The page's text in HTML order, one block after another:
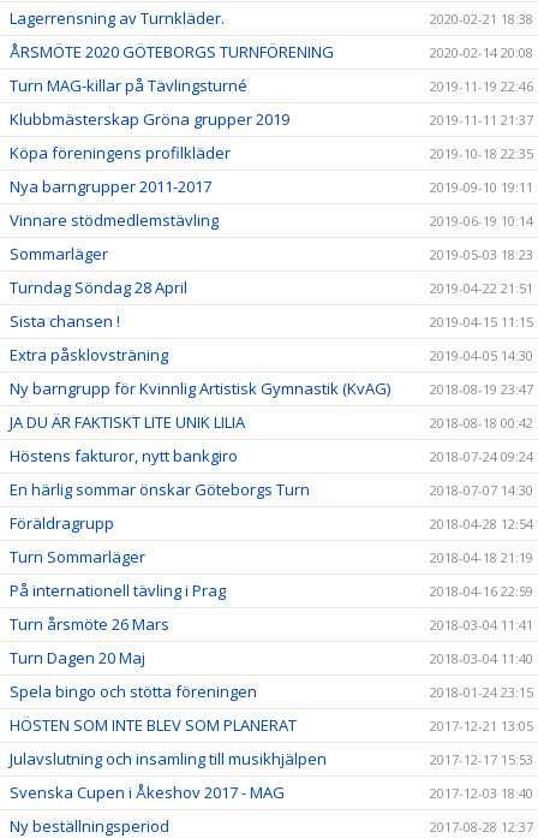
Lagerrensning av Turnkläder. 2020-02-21 18:38
ÅRSMÖTE 2020 GÖTEBORGS TURNFÖRENING 2020-02-14 20:08
Turn MAG-killar på Tävlingsturné 2019-11-19 22:46
Klubbmästerskap Gröna grupper 2019 2019-11-11 21:37
Köpa föreningens profilkläder 2019-10-18 22:35
Nya barngrupper 2011-2017 2019-09-10 19:11
Vinnare stödmedlemstävling 2019-06-19 10:14
Sommarläger 2019-05-03 18:23
Turndag Söndag 28 April 2019-04-22 21:51
Sista chansen ! 2019-04-15 11:15
Extra påsklovsträning 2019-04-05 14:30
Ny barngrupp för Kvinnlig Artistisk Gymnastik (KvAG) 2018-08-19 23:47
JA DU ÄR FAKTISKT LITE UNIK LILIA 2018-08-18 00:42
Höstens fakturor, nytt bankgiro 2018-07-24 09:24
En härlig sommar önskar Göteborgs Turn 2018-07-07 14:30
Föräldragrupp 2018-04-28 12:54
Turn Sommarläger 2018-04-18 21:19
På internationell tävling i Prag 2018-04-16 22:59
Turn årsmöte 26 Mars 2018-03-04 11:41
Turn Dagen 20 Maj 2018-03-04 11:40
Spela bingo och stötta föreningen 2018-01-24 23:15
HÖSTEN SOM INTE BLEV SOM PLANERAT 2017-12-21 13:05
Julavslutning och insamling till musikhjälpen 2017-12-17 15:53
Svenska Cupen i Åkeshov 2017 - MAG 2017-12-03 18:40
Ny beställningsperiod 2017-08-28 12:37